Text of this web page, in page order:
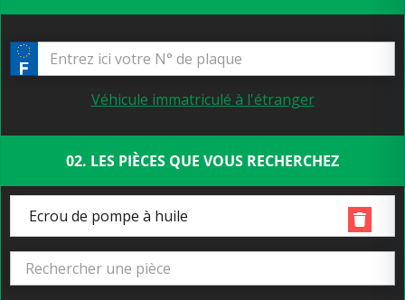
Véhicule immatriculé à l'étranger
02. LES PIÈCES QUE VOUS RECHERCHEZ
Ecrou de pompe à huile